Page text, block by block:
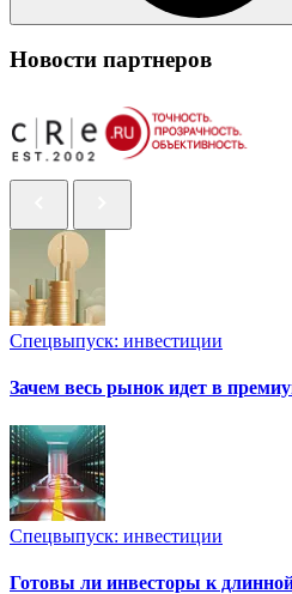
Новости партнеров
Спецвыпуск: инвестиции
Зачем весь рынок идет в
Спецвыпуск: инвестиции
Готовы ли инвесторы к